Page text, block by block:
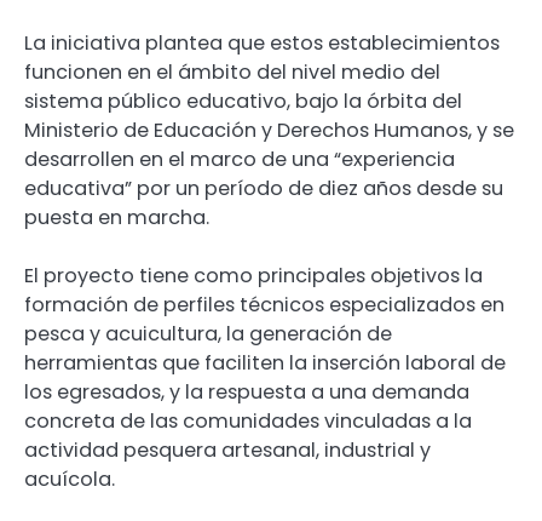
La iniciativa plantea que estos establecimientos
funcionen en el ámbito del nivel medio del
sistema público educativo, bajo la órbita del
Ministerio de Educación y Derechos Humanos, y se
desarrollen en el marco de una “experiencia
educativa” por un período de diez años desde su
puesta en marcha.
El proyecto tiene como principales objetivos la
formación de perfiles técnicos especializados en
pesca y acuicultura, la generación de
herramientas que faciliten la inserción laboral de
los egresados, y la respuesta a una demanda
concreta de las comunidades vinculadas a la
actividad pesquera artesanal, industrial y
acuícola.